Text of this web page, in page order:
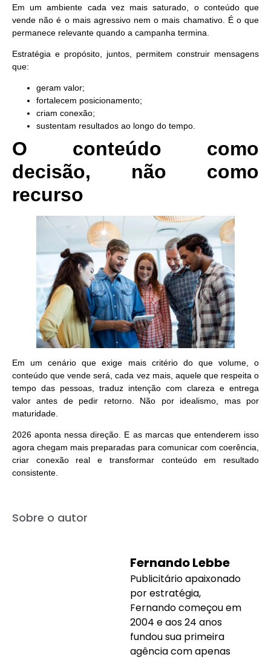
Em um ambiente cada vez mais saturado, o conteúdo que
vende não é o mais agressivo nem o mais chamativo. É o que
permanece relevante quando a campanha termina.
Estratégia e propósito, juntos, permitem construir mensagens
que:
geram valor;
fortalecem posicionamento;
criam conexão;
sustentam resultados ao longo do tempo.
O conteúdo como
decisão, não como
recurso
Em um cenário que exige mais critério do que volume, o
conteúdo que vende será, cada vez mais, aquele que respeita o
tempo das pessoas, traduz intenção com clareza e entrega
valor antes de pedir retorno. Não por idealismo, mas por
maturidade.
2026 aponta nessa direção. E as marcas que entenderem isso
agora chegam mais preparadas para comunicar com coerência,
criar conexão real e transformar conteúdo em resultado
consistente.
Sobre o autor
Fernando Lebbe
Publicitário apaixonado
por estratégia,
Fernando começou em
2004 e aos 24 anos
fundou sua primeira
agência com apenas